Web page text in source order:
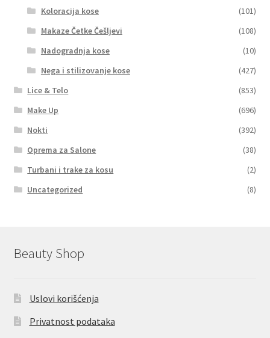
Koloracija kose
(101)
Makaze Četke Češljevi
(108)
Nadogradnja kose
(10)
Nega i stilizovanje kose
(427)
Lice & Telo
(853)
Make Up
(696)
Nokti
(392)
Oprema za Salone
(38)
Turbani i trake za kosu
(2)
Uncategorized
(8)
Beauty Shop
Uslovi korišćenja
Privatnost podataka